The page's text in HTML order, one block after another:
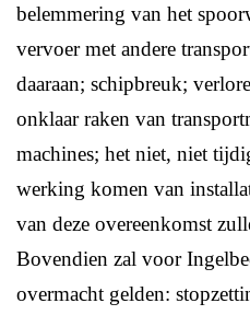
belemmering van het
vervoer met andere
daaraan; schipbreuk;
onklaar raken van
machines; het niet, niet
werking komen van
van deze overeenkomst
Bovendien zal voor
overmacht gelden: